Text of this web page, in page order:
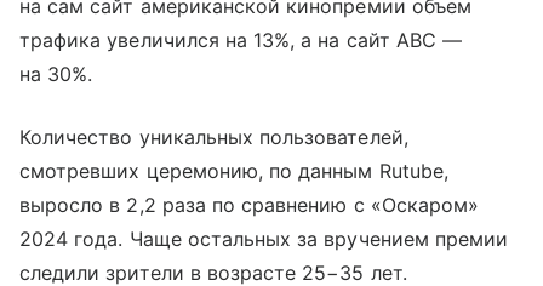
на сам сайт американской кинопремии объем
трафика увеличился на 13%, а на сайт ABC —
на 30%.
Количество уникальных пользователей,
смотревших церемонию, по данным Rutube,
выросло в 2,2 раза по сравнению с «Оскаром»
2024 года. Чаще остальных за вручением премии
следили зрители в возрасте 25−35 лет.